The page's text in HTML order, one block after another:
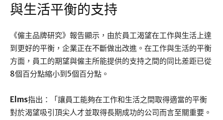
與生活平衡的支持
《僱主品牌研究》報告顯示，由於員工渴望在工作與生活上達
到更好的平衡，企業正在不斷做出改進。在工作與生活的平衡
方面，員工的期望與僱主所能提供的支持之間的同比差距已從
8個百分點縮小到5個百分點。
Elms指出：「讓員工能夠在工作和生活之間取得適當的平衡
對於渴望吸引頂尖人才並取得長期成功的公司而言至關重要。